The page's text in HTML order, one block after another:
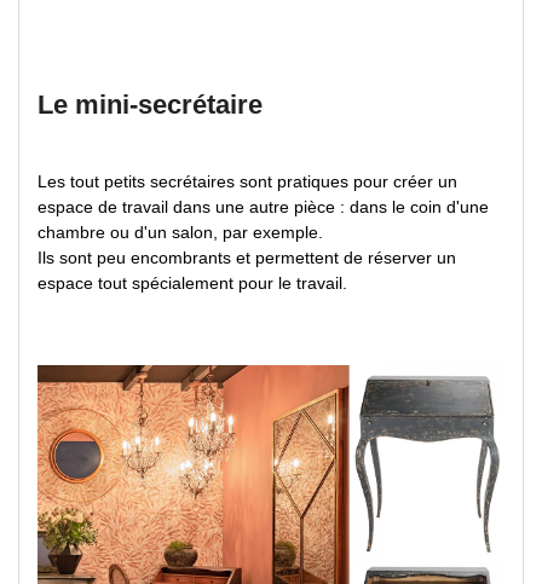
Le mini-secrétaire
Les tout petits secrétaires sont pratiques pour créer un
espace de travail dans une autre pièce : dans le coin d'une
chambre ou d'un salon, par exemple.
Ils sont peu encombrants et permettent de réserver un
espace tout spécialement pour le travail.